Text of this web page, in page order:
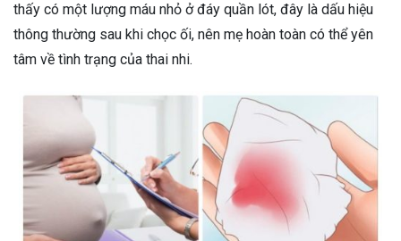
thấy có một lượng máu nhỏ ở đáy quần lót, đây là dấu hiệu
thông thường sau khi chọc ối, nên mẹ hoàn toàn có thể yên
tâm về tình trạng của thai nhi.